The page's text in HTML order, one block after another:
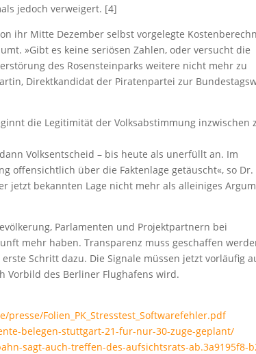
jedoch verweigert. [4]
ihr Mitte Dezember selbst vorgelegte
»Gibt es keine seriösen Zahlen, oder versucht die
des Rosensteinparks weitere nicht mehr zu
Direktkandidat der Piratenpartei zur
die Legitimität der Volksabstimmung inzwischen
Volksentscheid – bis heute als unerfüllt an. Im
offensichtlich über die Faktenlage getäuscht«, so Dr.
jetzt bekannten Lage nicht mehr als alleiniges
Parlamenten und Projektpartnern bei
mehr haben. Transparenz muss geschaffen
Schritt dazu. Die Signale müssen jetzt vorläufig
Vorbild des Berliner Flughafens wird.
Folien_PK_Stresstest_Softwarefehler.pdf
belegen-stuttgart-21-fur-nur-30-zuge-geplant/
sagt-auch-treffen-des-aufsichtsrats-ab.3a9195f8-